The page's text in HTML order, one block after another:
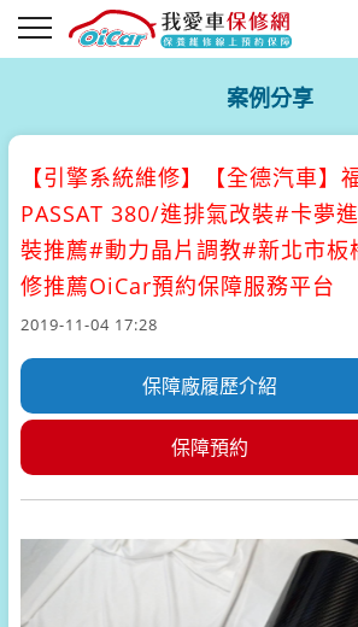
案例分享
【引擎系統維修】
【全德汽車】
PASSAT 380/進排氣改裝#卡夢
裝推薦#動力晶片調教#新北市板
修推薦OiCar預約保障服務平台
2019-11-04 17:28
保障廠履歷介紹
保障預約